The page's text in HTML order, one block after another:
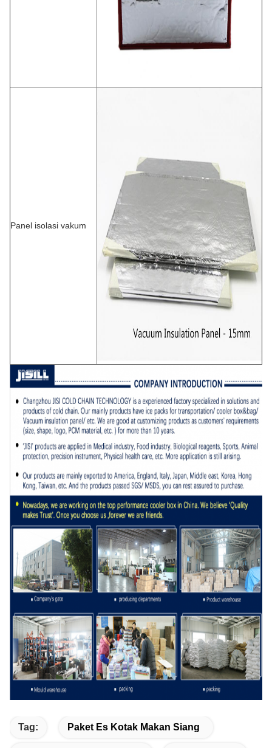
Panel isolasi vakum
Tag: Paket Es Kotak Makan Siang